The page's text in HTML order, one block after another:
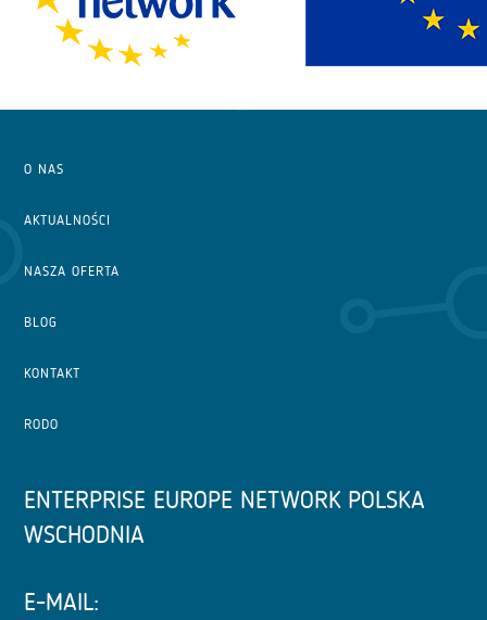
O NAS
AKTUALNOŚCI
NASZA OFERTA
BLOG
KONTAKT
RODO
ENTERPRISE EUROPE NETWORK POLSKA
WSCHODNIA
E-MAIL: